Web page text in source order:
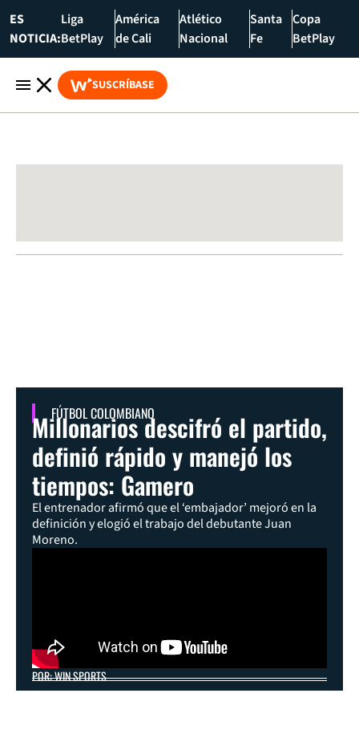
ES
NOTICIA:
Liga
BetPlay
América
de Cali
Atlético
Nacional
Santa
Fe
Copa
BetPlay
SUSCRÍBASE
FÚTBOL COLOMBIANO
Millonarios descifró el partido,
definió rápido y manejó los
tiempos: Gamero
El entrenador afirmó que el ‘embajador’ mejoró en la
definición y elogió el trabajo del debutante Juan
Moreno.
POR: WIN SPORTS